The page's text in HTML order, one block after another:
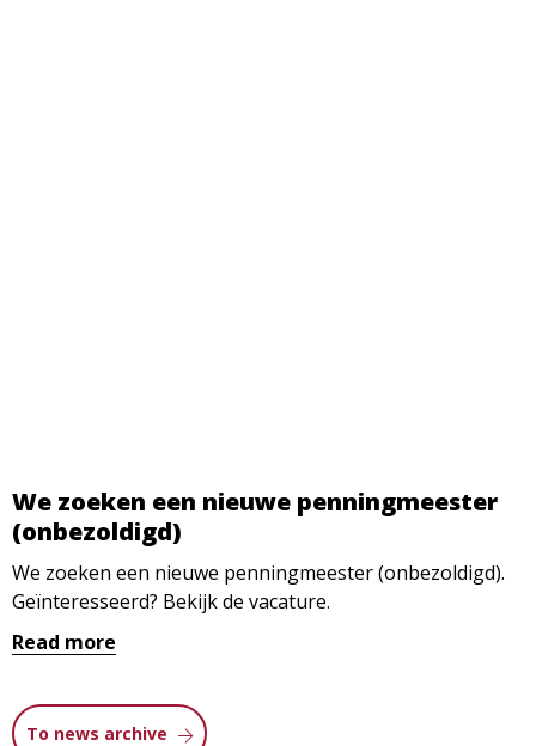
We zoeken een nieuwe penningmeester
(onbezoldigd)
We zoeken een nieuwe penningmeester (onbezoldigd).
Geïnteresseerd? Bekijk de vacature.
Read more
To news archive